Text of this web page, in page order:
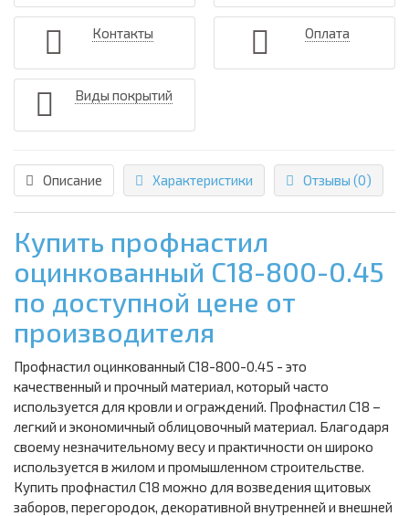
Контакты Оплата
Виды покрытий
Описание Характеристики Отзывы (0)
Купить профнастил
оцинкованный С18-800-0.45
по доступной цене от
производителя
Профнастил оцинкованный С18-800-0.45 - это
качественный и прочный материал, который часто
используется для кровли и ограждений. Профнастил С18 –
легкий и экономичный облицовочный материал. Благодаря
своему незначительному весу и практичности он широко
используется в жилом и промышленном строительстве.
Купить профнастил С18 можно для возведения щитовых
заборов, перегородок, декоративной внутренней и внешней